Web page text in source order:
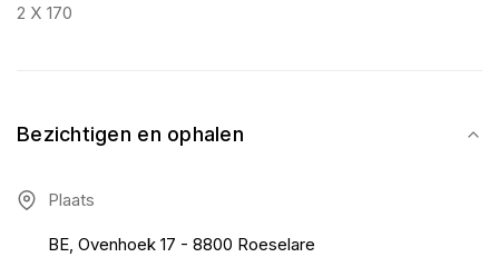
2 X 170
Bezichtigen en ophalen
Plaats
BE, Ovenhoek 17 - 8800 Roeselare